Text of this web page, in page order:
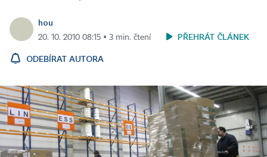
hou
20. 10. 2010 08:15 ▪ 3 min. čtení PŘEHRÁT ČLÁNEK
ODEBÍRAT AUTORA